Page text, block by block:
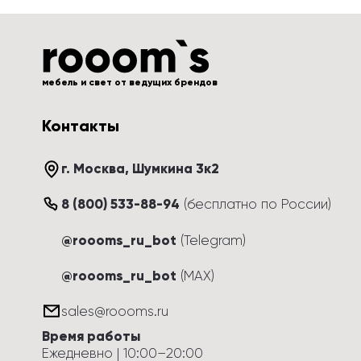
мебель и свет от ведущих брендов
Контакты
г. Москва, Шумкина 3к2
8 (800) 533-88-94 (бесплатно по России)
@roooms_ru_bot (Telegram)
@roooms_ru_bot (MAX)
sales@roooms.ru
Время работы
Ежедневно | 10:00–20:00